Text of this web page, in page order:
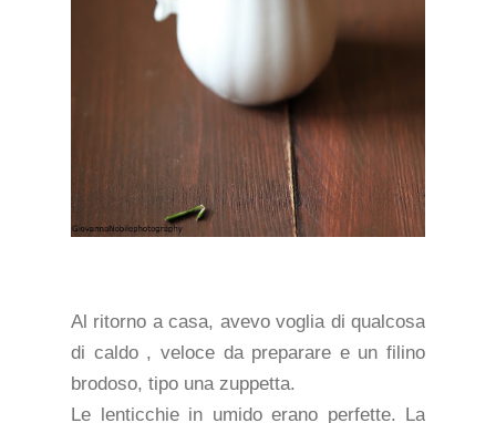
Al ritorno a casa, avevo voglia di qualcosa
di caldo , veloce da preparare e un filino
brodoso, tipo una zuppetta.
Le lenticchie in umido erano perfette. La